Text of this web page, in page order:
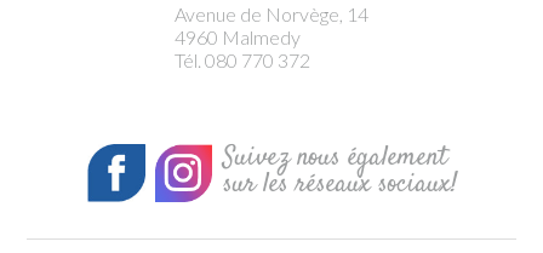
Avenue de Norvège, 14
4960 Malmedy
Tél. 080 770 372
Suivez nous également
sur les réseaux sociaux!